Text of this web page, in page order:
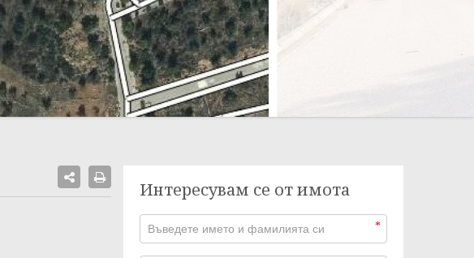
Интересувам се от имота
*